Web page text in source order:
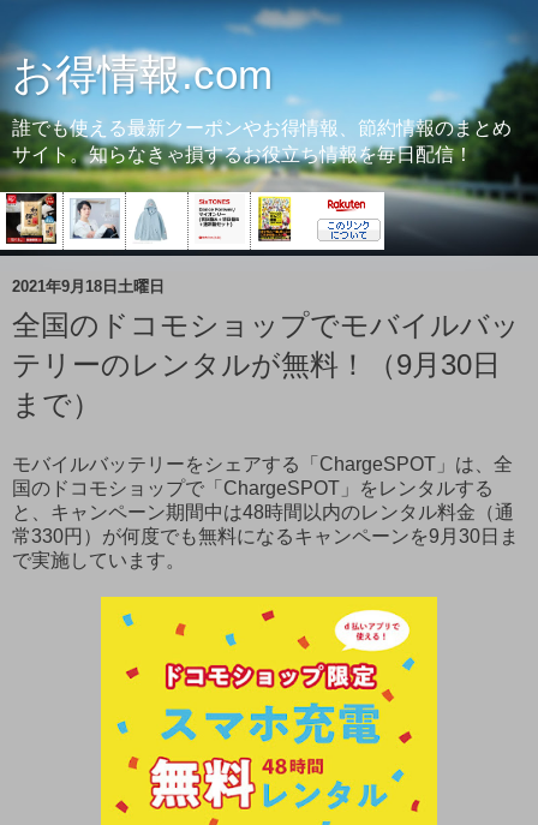
お得情報.com
誰でも使える最新クーポンやお得情報、節約情報のまとめ
サイト。知らなきゃ損するお役立ち情報を毎日配信！
2021年9月18日土曜日
全国のドコモショップでモバイルバッ
テリーのレンタルが無料！（9月30日
まで）
モバイルバッテリーをシェアする「ChargeSPOT」は、全
国のドコモショップで「ChargeSPOT」をレンタルする
と、キャンペーン期間中は48時間以内のレンタル料金（通
常330円）が何度でも無料になるキャンペーンを9月30日ま
で実施しています。